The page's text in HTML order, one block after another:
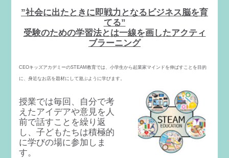
”社会に出たときに即戦力となるビジネス脳を育
てる”
受験のための学習法とは一線を画したアクティ
ブラーニング
CEOキッズアカデミーのSTEAM教育では、小学生から起業家マインドを伸ばすことを目的
に、身近なお店を題材にして遊ぶように学びます。
授業では毎回、自分で考
えたアイデアや意見を人
前で話すことを繰り返
し、子どもたちは積極的
に学びの場に参加しま
す。